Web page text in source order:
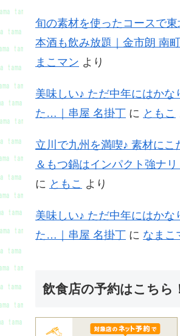
旬の素材を使ったコースで東
本酒も飲み放題｜金市朗 南
まこマン より
美味しい♪ ただ中年にはかな
た…｜串屋 名掛丁 に ともこ
立川で九州を満喫♪ 素材にこ
＆もつ鍋はインパクト強ナリ
に ともこ より
美味しい♪ ただ中年にはかな
た…｜串屋 名掛丁 に なまこ
飲食店の予約はこちら